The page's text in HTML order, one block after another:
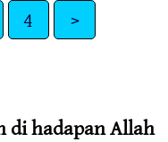
4 >
di hadapan Allah